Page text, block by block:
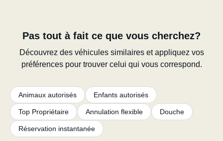
Pas tout à fait ce que vous cherchez?
Découvrez des véhicules similaires et appliquez vos
préférences pour trouver celui qui vous correspond.
Animaux autorisés Enfants autorisés
Top Propriétaire Annulation flexible Douche
Réservation instantanée